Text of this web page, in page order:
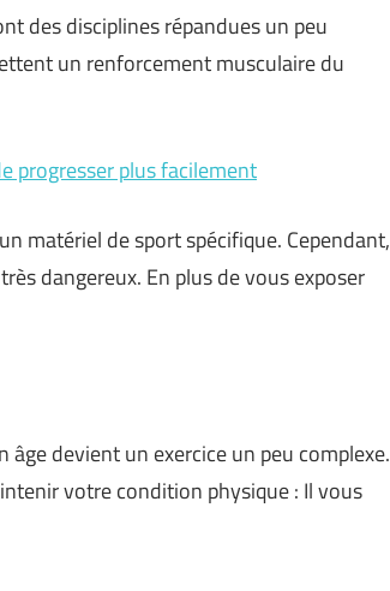
des disciplines répandues un peu
un renforcement musculaire du
progresser plus facilement
matériel de sport spécifique. Cependant,
dangereux. En plus de vous exposer
devient un exercice un peu complexe.
votre condition physique : Il vous